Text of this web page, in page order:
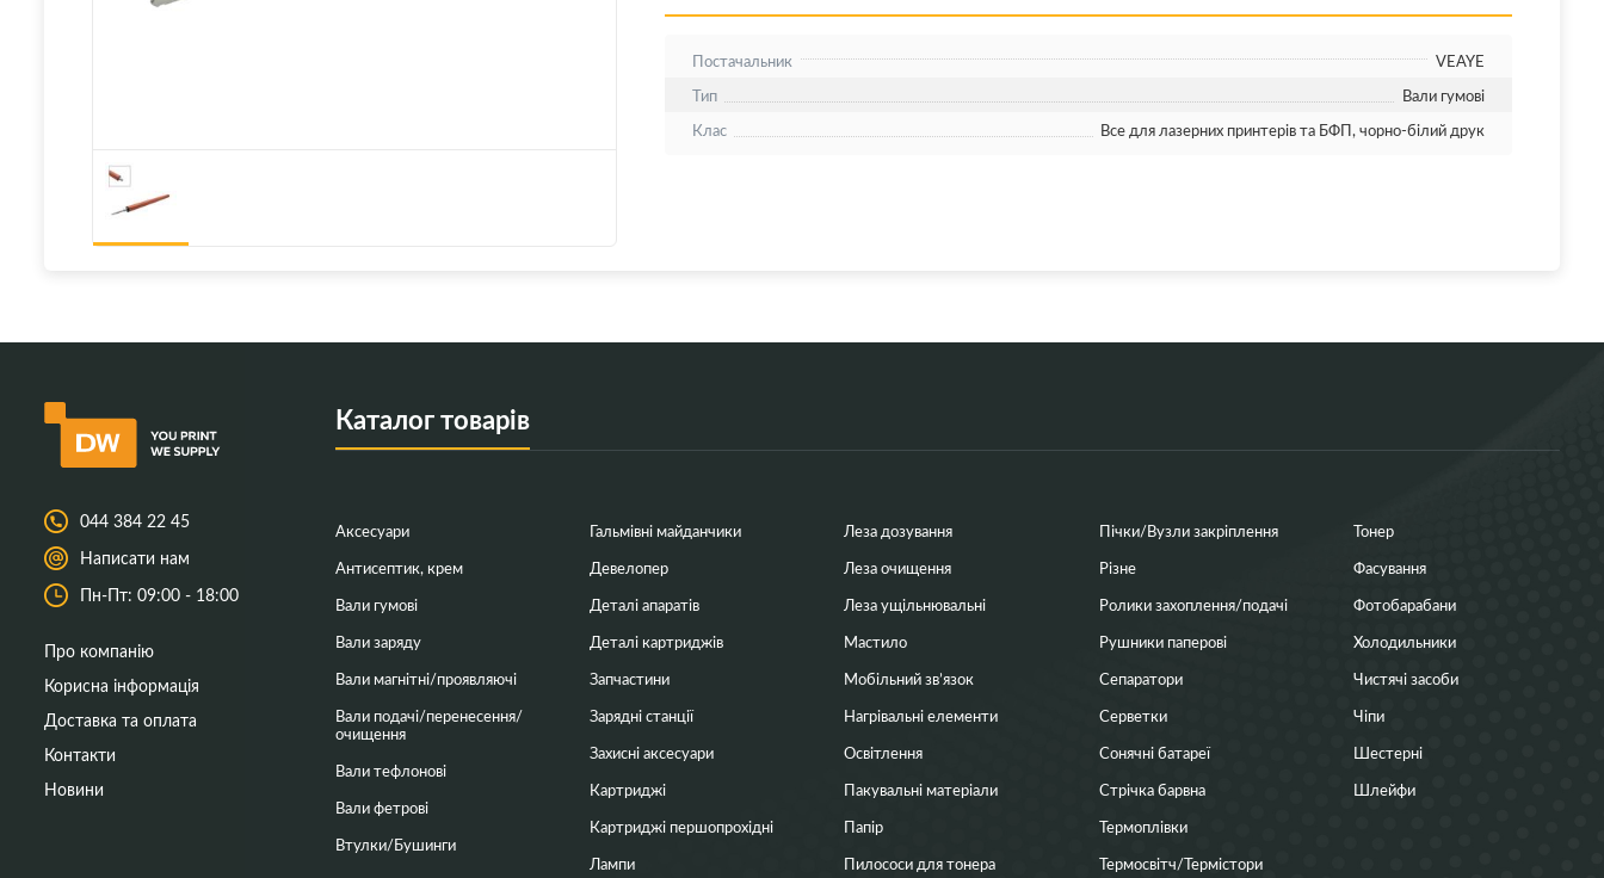
Постачальник
VEAYE
Тип
Вали гумові
Клас
Все для лазерних принтерів та БФП, чорно-білий друк
044 384 22 45
Написати нам
Пн-Пт: 09:00 - 18:00
Про компанію
Корисна інформація
Доставка та оплата
Контакти
Новини
Каталог товарів
Аксесуари
Антисептик, крем
Вали гумові
Вали заряду
Вали магнітні/проявляючі
Вали подачі/перенесення/
очищення
Вали тефлонові
Вали фетрові
Втулки/Бушинги
Гальмівні майданчики
Девелопер
Деталі апаратів
Деталі картриджів
Запчастини
Зарядні станції
Захисні аксесуари
Картриджі
Картриджі першопрохідні
Лампи
Леза дозування
Леза очищення
Леза ущільнювальні
Мастило
Мобільний зв’язок
Нагрівальні елементи
Освітлення
Пакувальні матеріали
Папір
Пилососи для тонера
Пічки/Вузли закріплення
Різне
Ролики захоплення/подачі
Рушники паперові
Сепаратори
Серветки
Сонячні батареї
Стрічка барвна
Термоплівки
Термосвітч/Термістори
Тонер
Фасування
Фотобарабани
Холодильники
Чистячі засоби
Чіпи
Шестерні
Шлейфи